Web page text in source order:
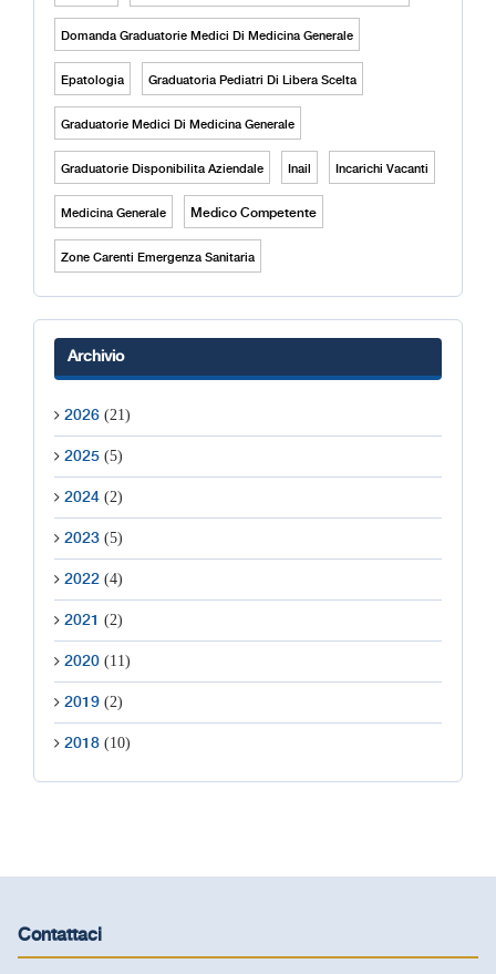
Domanda Graduatorie Medici Di Medicina Generale
Epatologia Graduatoria Pediatri Di Libera Scelta
Graduatorie Medici Di Medicina Generale
Graduatorie Disponibilita Aziendale Inail Incarichi Vacanti
Medicina Generale Medico Competente
Zone Carenti Emergenza Sanitaria
Archivio
2026 (21)
2025 (5)
2024 (2)
2023 (5)
2022 (4)
2021 (2)
2020 (11)
2019 (2)
2018 (10)
Contattaci